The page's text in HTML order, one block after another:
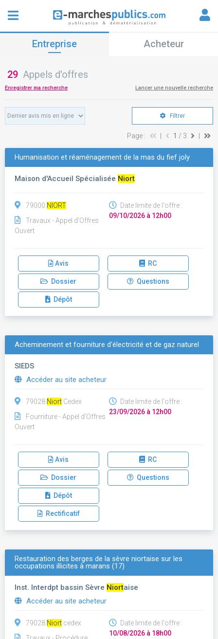
Entreprise Acheteur
29 Appels d'offres
Enregistrer ma recherche Lancer une nouvelle recherche
Filtrer
Page : 1 / 3
Humanisation et réaménagement de la mas du fief joly
Maison d'Accueil Spécialisée Niort
79000 NIORT
Travaux - Appel d'Offres
Ouvert
Date limite de l'offre :
09/10/2026 à 12h00
Avis RC
Dossier Questions
Dépôt
Acheminement et fourniture d'électricité et de gaz naturel
SIEDS
Accéder au site acheteur
79028 Niort Cedex
Fourniture - Appel d'Offres
Ouvert
Date limite de l'offre :
23/09/2026 à 12h00
Avis RC
Dossier Questions
Dépôt
Rectificatif
Restauration des berges de la sèvre niortaise sur les
occupations illicites à marans (17)
Inst. Interdpt bassin Sèvre Niortaise
Accéder au site acheteur
79028 Niort cedex
Date limite de l'offre :
10/08/2026 à 18h00